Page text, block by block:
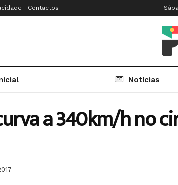
Contactos
Notícias
a 340km/h no